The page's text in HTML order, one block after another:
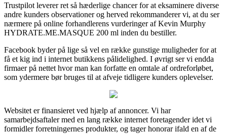
Trustpilot leverer ret så hæderlige chancer for at eksaminere diverse
andre kunders observationer og herved rekommanderer vi, at du ser
nærmere på online forhandlerens vurderinger af Kevin Murphy
HYDRATE.ME.MASQUE 200 ml inden du bestiller.
Facebook byder på lige så vel en række gunstige muligheder for at
få et kig ind i internet butikkens pålidelighed. I øvrigt ser vi endda
firmaer på nettet hvor man kan forfatte en omtale af ordreforløbet,
som ydermere bør bruges til at afveje tidligere kunders oplevelser.
Websitet er finansieret ved hjælp af annoncer. Vi har
samarbejdsaftaler med en lang række internet foretagender idet vi
formidler forretningernes produkter, og tager honorar ifald en af de